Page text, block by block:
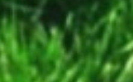
枝，供柴火爐煮食和
長期使用的挑戰，首先
而且因為主要靠背包背
衡，不能太重，否則長
輕，否則被揮動破柴時